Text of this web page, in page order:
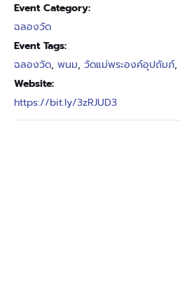
Event Category:
ฉลองวัด
Event Tags:
ฉลองวัด, พนม, วัดแม่พระองค์อุปถัมภ์,
Website:
https://bit.ly/3zRJUD3